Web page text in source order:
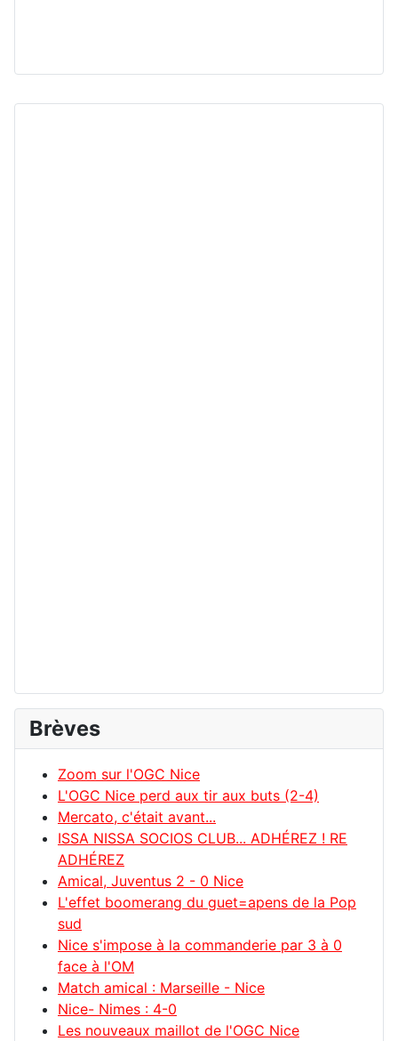
Brèves
Zoom sur l'OGC Nice
L'OGC Nice perd aux tir aux buts (2-4)
Mercato, c'était avant...
ISSA NISSA SOCIOS CLUB... ADHÉREZ ! RE
ADHÉREZ
Amical, Juventus 2 - 0 Nice
L'effet boomerang du guet=apens de la Pop
sud
Nice s'impose à la commanderie par 3 à 0
face à l'OM
Match amical : Marseille - Nice
Nice- Nimes : 4-0
Les nouveaux maillot de l'OGC Nice